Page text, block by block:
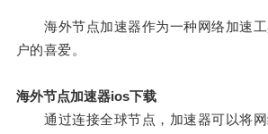
海外节点加速器作为一种网络加速工
户的喜爱。
海外节点加速器ios下载
通过连接全球节点，加速器可以将网